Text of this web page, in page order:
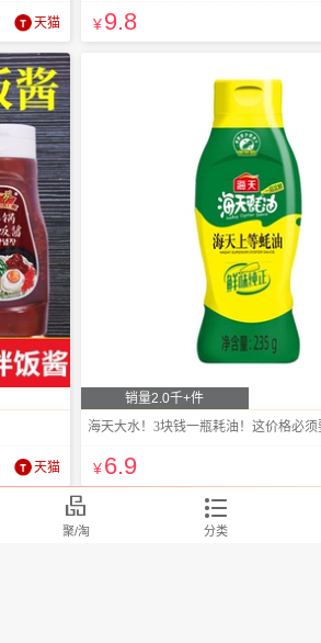
天猫 ¥9.8
天猫
销量2.0千+件
海天大水！3块钱一瓶耗油！这价格必须
¥6.9

聚/淘

分类